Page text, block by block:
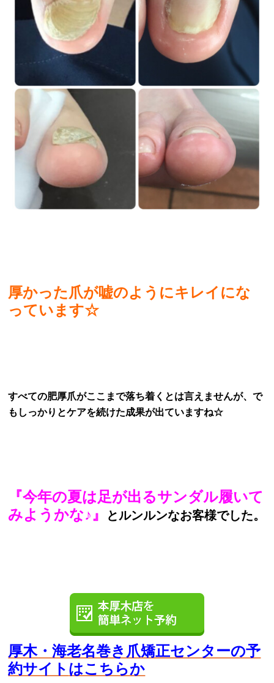
厚かった爪が嘘のようにキレイにな
っています☆
すべての肥厚爪がここまで落ち着くとは言えませんが、で
もしっかりとケアを続けた成果が出ていますね☆
『今年の夏は足が出るサンダル履いて
みようかな♪』
とルンルンなお客様でした。
厚木・海老名巻き爪矯正センターの予
約サイト はこちらか